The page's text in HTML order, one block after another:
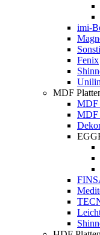
imi-
Fenix
Unilin
MDF
MDF
MDF